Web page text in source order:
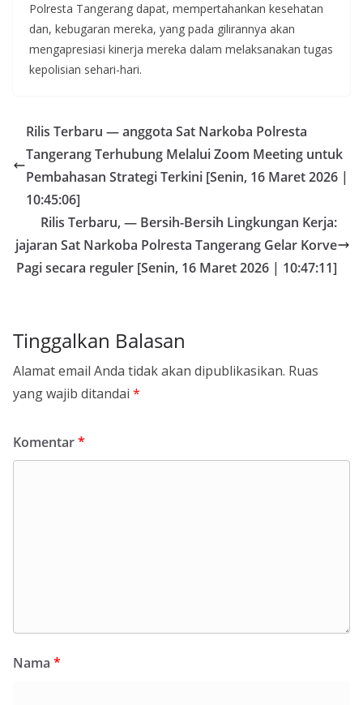
Polresta Tangerang dapat, mempertahankan kesehatan
dan, kebugaran mereka, yang pada gilirannya akan
mengapresiasi kinerja mereka dalam melaksanakan tugas
kepolisian sehari-hari.
Rilis Terbaru — anggota Sat Narkoba Polresta
Tangerang Terhubung Melalui Zoom Meeting untuk
Pembahasan Strategi Terkini [Senin, 16 Maret 2026 |
10:45:06]
Rilis Terbaru, — Bersih-Bersih Lingkungan Kerja:
jajaran Sat Narkoba Polresta Tangerang Gelar Korve
Pagi secara reguler [Senin, 16 Maret 2026 | 10:47:11]
Tinggalkan Balasan
Alamat email Anda tidak akan dipublikasikan. Ruas
yang wajib ditandai *
Komentar*
Nama *